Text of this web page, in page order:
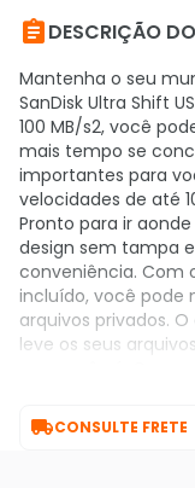
DESCRIÇÃO
Mantenha o seu
SanDisk Ultra Shift
100 MB/s2, você
mais tempo se
importantes para
velocidades de até
Pronto para ir
design sem tampa
conveniência. Com
incluído, você pode
arquivos privados.
leve os seus
que você vá. Com
CONSULTE FRETE